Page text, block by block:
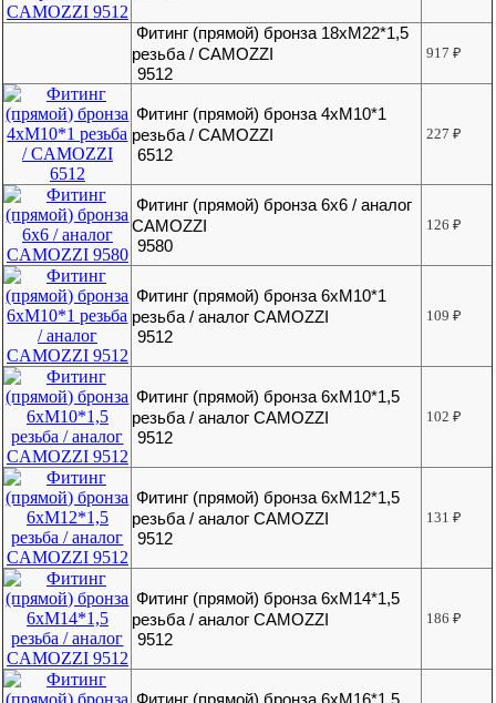
Фитинг (прямой) бронза 18хМ22*1,5
резьба / CAMOZZI
9512
917₽
Фитинг (прямой) бронза 4хМ10*1
резьба / CAMOZZI
6512
227₽
Фитинг (прямой) бронза 6х6 / аналог
CAMOZZI
9580
126₽
Фитинг (прямой) бронза 6хМ10*1
резьба / аналог CAMOZZI
9512
109₽
Фитинг (прямой) бронза 6хМ10*1,5
резьба / аналог CAMOZZI
9512
102₽
Фитинг (прямой) бронза 6хМ12*1,5
резьба / аналог CAMOZZI
9512
131₽
Фитинг (прямой) бронза 6хМ14*1,5
резьба / аналог CAMOZZI
9512
186₽
Фитинг (прямой) бронза 6хМ16*1,5